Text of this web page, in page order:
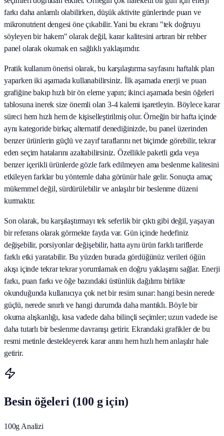
farkı daha anlamlı olabilirken, düşük aktivite günlerinde puan ve
mikronutrient dengesi öne çıkabilir. Yani bu ekranı "tek doğruyu
söyleyen bir hakem" olarak değil, karar kalitesini artıran bir rehber
panel olarak okumak en sağlıklı yaklaşımdır.
Pratik kullanım önerisi olarak, bu karşılaştırma sayfasını haftalık plan
yaparken iki aşamada kullanabilirsiniz. İlk aşamada enerji ve puan
grafiğine bakıp hızlı bir ön eleme yapın; ikinci aşamada besin öğeleri
tablosuna inerek size önemli olan 3-4 kalemi işaretleyin. Böylece karar
süreci hem hızlı hem de kişiselleştirilmiş olur. Örneğin bir hafta içinde
aynı kategoride birkaç alternatif denediğinizde, bu panel üzerinden
benzer ürünlerin güçlü ve zayıf taraflarını net biçimde görebilir, tekrar
eden seçim hatalarını azaltabilirsiniz. Özellikle paketli gıda veya
benzer içerikli ürünlerde gözle fark edilmeyen ama beslenme kalitesini
etkileyen farklar bu yöntemle daha görünür hale gelir. Sonuçta amaç
mükemmel değil, sürdürülebilir ve anlaşılır bir beslenme düzeni
kurmaktır.
Son olarak, bu karşılaştırmayı tek seferlik bir çıktı gibi değil, yaşayan
bir referans olarak görmekte fayda var. Gün içinde hedefiniz
değişebilir, porsiyonlar değişebilir, hatta aynı ürün farklı tariflerde
farklı etki yaratabilir. Bu yüzden burada gördüğünüz verileri öğün
akışı içinde tekrar tekrar yorumlamak en doğru yaklaşımı sağlar. Enerji
farkı, puan farkı ve öğe bazındaki üstünlük dağılımı birlikte
okunduğunda kullanıcıya çok net bir resim sunar: hangi besin nerede
güçlü, nerede sınırlı ve hangi durumda daha mantıklı. Böyle bir
okuma alışkanlığı, kısa vadede daha bilinçli seçimler; uzun vadede ise
daha tutarlı bir beslenme davranışı getirir. Ekrandaki grafikler de bu
resmi metinle destekleyerek karar anını hem hızlı hem anlaşılır hale
getirir.
Besin öğeleri (100 g için)
100g Analizi